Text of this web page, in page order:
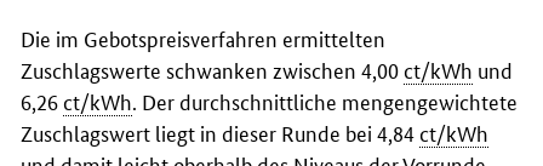
Die im Gebotspreisverfahren ermittelten
Zuschlagswerte schwanken zwischen 4,00ct/kWh und
6,26ct/kWh . Der durchschnittliche mengengewichtete
Zuschlagswert liegt in dieser Runde bei 4,84ct/kWh